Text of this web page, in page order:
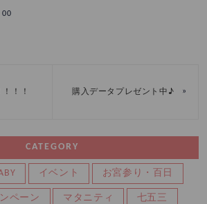
！！ 購入データプレゼント中♪ »
CATEGORY
イベント お宮参り・百日
ペーン マタニティ 七五三